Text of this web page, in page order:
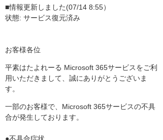
■情報更新しました(07/14 8:55）
状態: サービス復元済み
お客様各位
平素はたよれーる Microsoft 365サービスをご利
用いただきまして、誠にありがとうございま
す。
一部のお客様で、Microsoft 365サービスの不具
合が発生しております。